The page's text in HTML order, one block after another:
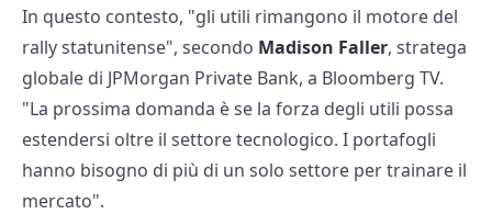
In questo contesto, "gli utili rimangono il motore del
rally statunitense", secondo Madison Faller, stratega
globale di JPMorgan Private Bank, a Bloomberg TV.
"La prossima domanda è se la forza degli utili possa
estendersi oltre il settore tecnologico. I portafogli
hanno bisogno di più di un solo settore per trainare il
mercato".